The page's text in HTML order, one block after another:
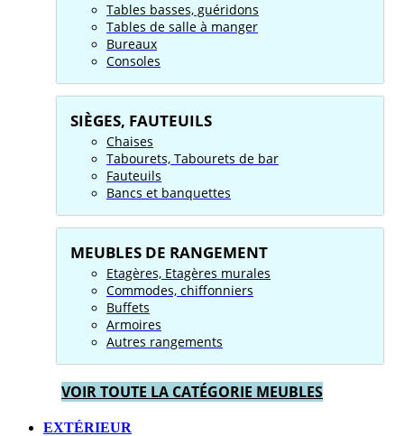
Tables basses, guéridons
Tables de salle à manger
Bureaux
Consoles
SIÈGES, FAUTEUILS
Chaises
Tabourets, Tabourets de bar
Fauteuils
Bancs et banquettes
MEUBLES DE RANGEMENT
Etagères, Etagères murales
Commodes, chiffonniers
Buffets
Armoires
Autres rangements
VOIR TOUTE LA CATÉGORIE MEUBLES
EXTÉRIEUR